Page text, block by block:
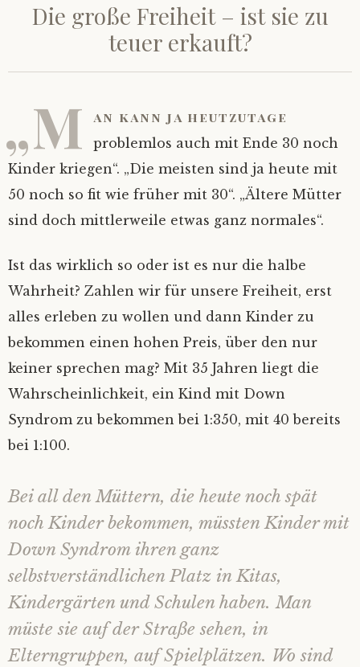
Die große Freiheit – ist sie zu
teuer erkauft?
„M an kann ja heutzutage
problemlos auch mit Ende 30 noch
Kinder kriegen“. „Die meisten sind ja heute mit
50 noch so fit wie früher mit 30“. „Ältere Mütter
sind doch mittlerweile etwas ganz normales“.
Ist das wirklich so oder ist es nur die halbe
Wahrheit? Zahlen wir für unsere Freiheit, erst
alles erleben zu wollen und dann Kinder zu
bekommen einen hohen Preis, über den nur
keiner sprechen mag? Mit 35 Jahren liegt die
Wahrscheinlichkeit, ein Kind mit Down
Syndrom zu bekommen bei 1:350, mit 40 bereits
bei 1:100.
Bei all den Müttern, die heute noch spät
noch Kinder bekommen, müssten Kinder mit
Down Syndrom ihren ganz
selbstverständlichen Platz in Kitas,
Kindergärten und Schulen haben. Man
müste sie auf der Straße sehen, in
Elterngruppen, auf Spielplätzen. Wo sind